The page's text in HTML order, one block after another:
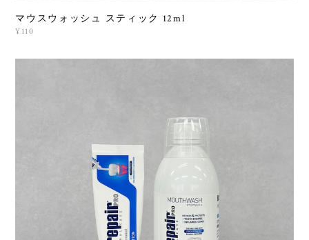
マウスウォッシュ スティック 12ml
¥110